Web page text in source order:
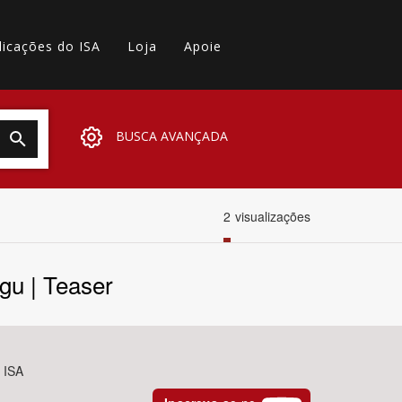
do ISA Loja Apoie
BUSCA AVANÇADA
2 visualizações
| Teaser